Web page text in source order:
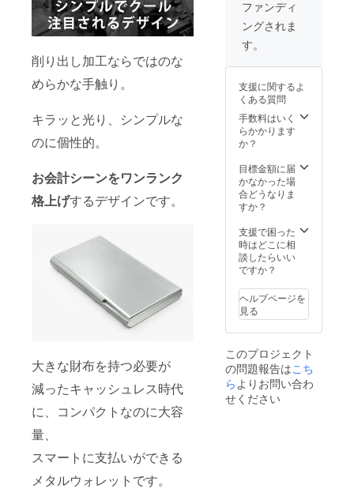
削り出し加工ならではのな
めらかな手触り。
キラッと光り、シンプルな
のに個性的。
お会計シーンをワンランク
格上げするデザインです。
大きな財布を持つ必要が
減ったキャッシュレス時代
に、コンパクトなのに大容
量、
スマートに支払いができる
メタルウォレットです。
閉じる
性もご
ざいま
す。ご
い。 ※
ご注文
状況、
使用部
材の供
給状
上の都
合等に
より出
る場合
があり
ます。
閉じる
ご支援
により
量産効
場合、
正規販
売価格
が販売
予定価
格より
もござ
いま
す。 ※
様は変
更にな
る可能
性もご
す。ご
了承く
ださ
い。 ※
状況、
使用部
材の供
給状
くださ
い。 ※
刻印位
お選び
くださ
い 1.
裏面
FACTR
ON刻印
上部
3.刻印
なし ※
ご支援
後変更
できま
せん。
ご支援
により
量産効
率が向
場合、
正規販
売価格
が販売
予定価
ベッ
ト・数
内。詳
ロジェ
クト
ページ
をご覧
くださ
※刻印を
入れな
い場合
は「3.
し」を
お選び
くださ
い。 ※
置は下
記から
お選び
くださ
裏面
FACTR
ON刻印
の上
2.表面
い。
￥1,650
してい
ますよ
うお願
いいた
しま
す。 ※
容は備
考欄に
ご記入
くださ
ルファ
ベッ
ト・数
字20文
内。詳
細はプ
ロジェ
クト
をご覧
くださ
い。）
※刻印を
入れな
ファンディ
ングされま
す。
支援に関するよ
くある質問
手数料はいく
らかかります
か？
目標金額に届
かなかった場
合どうなりま
すか？
支援で困った
時はどこに相
談したらいい
ですか？
ヘルプページを
見る
このプロジェクト
の問題報告はこち
らよりお問い合わ
せください